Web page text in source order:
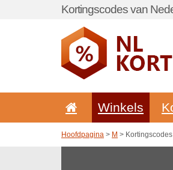
Kortingscodes van
Winkels
Hoofdpagina > M >